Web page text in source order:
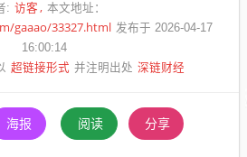
: 访客 本文地址：
gaaao/33327.html 发布于 2026-04-17
16:00:14
超链接形式 并注明出处 深链财经
海报 阅读 分享